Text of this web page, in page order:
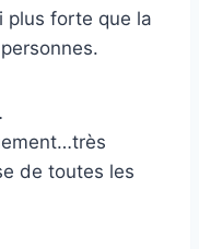
plus forte que la
de toutes les